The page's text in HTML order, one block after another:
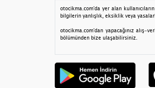
otocikma.com'da yer alan
bilgilerin yanlışlık, eksiklik veya
otocikma.com'dan yapacağınız
bölümünden bize ulaşabilirsiniz.